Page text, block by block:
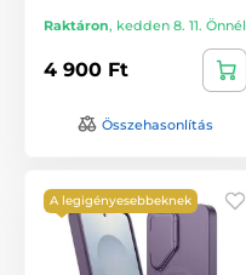
Raktáron, kedden 8. 11. Önnél
4 900 Ft
Összehasonlítás
A legigényesebbeknek